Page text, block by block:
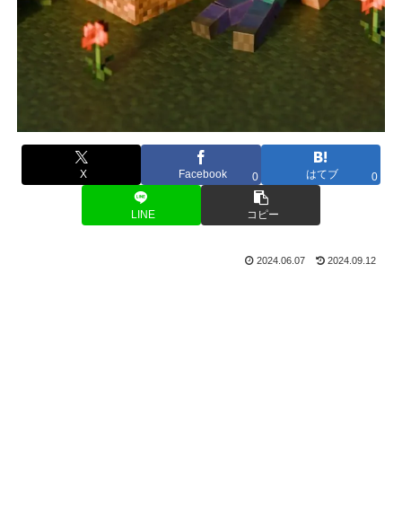
X Facebook 0 はてブ 0
LINE コピー
2024.06.07 2024.09.12